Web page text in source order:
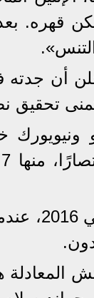
قهره.
جدته
وعاش